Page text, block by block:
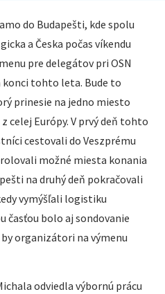
do Budapešti, kde spolu
a Česka počas víkendu
pre delegátov pri OSN
konci tohto leta. Bude to
prinesie na jedno miesto
celej Európy. V prvý deň tohto
cestovali do Veszprému
možné miesta konania
na druhý deň pokračovali
vymýšľali logistiku
časťou bolo aj sondovanie
organizátori na výmenu
odviedla výbornú prácu